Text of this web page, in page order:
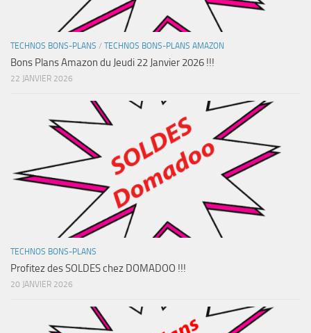
TECHNOS BONS-PLANS / TECHNOS BONS-PLANS AMAZON
Bons Plans Amazon du Jeudi 22 Janvier 2026 !!!
22 JANVIER 2026
TECHNOS BONS-PLANS
Profitez des SOLDES chez DOMADOO !!!
20 JANVIER 2026